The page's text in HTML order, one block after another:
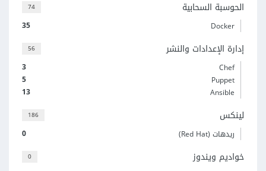
74 الحوسبة السحابية
35 Docker
56 إدارة الإعدادات والنشر
3
Chef
5
Puppet
13
Ansible
186 لينكس
0 ريدهات (Red Hat)
0 خواديم ويندوز